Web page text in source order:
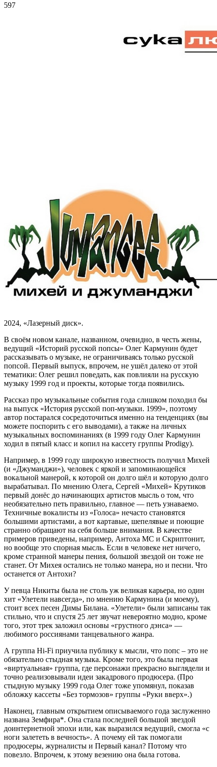
597
2024, «Лазерный диск».
В своём новом канале, названном, очевидно, в честь жены,
ведущий «Историй русской попсы» Олег Кармунин будет
рассказывать о музыке, не ограничиваясь только русской
попсой. Первый выпуск, впрочем, не ушёл далеко от этой
тематики: Олег решил поведать, как повлияли на русскую
музыку 1999 год и проекты, которые тогда появились.
Рассказ про музыкальные события года слишком походил бы
на выпуск «История русской поп-музыки. 1999», поэтому
автор постарался сосредоточиться именно на тенденциях (вы
можете поспорить с его выводами), а также на личных
музыкальных воспоминаниях (в 1999 году Олег Кармунин
ходил в пятый класс и копил на кассету группы Prodigy).
Например, в 1999 году широкую известность получил Михей
(и «Джуманджи»), человек с яркой и запоминающейся
вокальной манерой, к которой он долго шёл и которую долго
вырабатывал. По мнению Олега, Сергей «Михей» Крутиков
первый донёс до начинающих артистов мысль о том, что
необязательно петь правильно, главное — петь узнаваемо.
Техничные вокалисты из «Голоса» нечасто становятся
большими артистами, а вот картавые, шепелявые и поющие
странно обращают на себя больше внимания. В качестве
примеров приведены, например, Антоха МС и Скриптонит,
но вообще это спорная мысль. Если в человеке нет ничего,
кроме странной манеры пения, большой звездой он тоже не
станет. От Михея остались не только манера, но и песни. Что
останется от Антохи?
У певца Никиты была не столь уж великая карьера, но один
хит «Улетели навсегда», по мнению Кармунина (и моему),
стоит всех песен Димы Билана. «Улетели» были записаны так
стильно, что и спустя 25 лет звучат невероятно модно, кроме
того, этот трек заложил основы «грустного дэнса» —
любимого россиянами танцевального жанра.
А группа Hi-Fi приучила публику к мысли, что попс – это не
обязательно стыдная музыка. Кроме того, это была первая
«виртуальная» группа, где персонажи прекрасно выглядели и
точно реализовывали идеи закадрового продюсера. (Про
стыдную музыку 1999 года Олег тоже упомянул, показав
обложку кассеты «Без тормозов» группы «Руки вверх».)
Наконец, главным открытием описываемого года заслуженно
названа Земфира*. Она стала последней большой звездой
доинтернетной эпохи или, как выразился ведущий, смогла «с
ноги залететь в вечность». А почему ей так помогали
продюсеры, журналисты и Первый канал? Потому что
повезло. Впрочем, к этому везению она была готова.